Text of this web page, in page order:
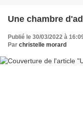
Une chambre
Publié le 30/03/2022 à
Par christelle morard